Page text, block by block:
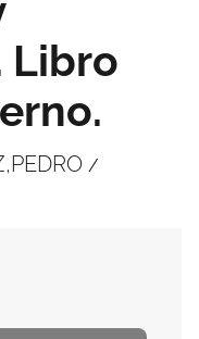
Libro
/